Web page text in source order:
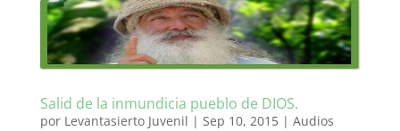
Salid de la inmundicia pueblo de DIOS.
por Levantasierto Juvenil | Sep 10, 2015| Audios